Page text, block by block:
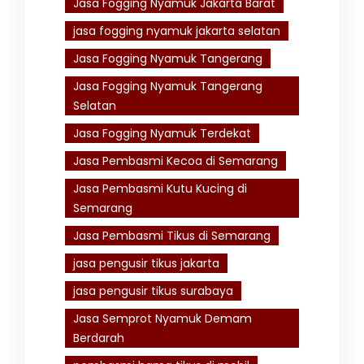
Jasa Fogging Nyamuk Jakarta Barat
jasa fogging nyamuk jakarta selatan
Jasa Fogging Nyamuk Tangerang
Jasa Fogging Nyamuk Tangerang
Selatan
Jasa Fogging Nyamuk Terdekat
Jasa Pembasmi Kecoa di Semarang
Jasa Pembasmi Kutu Kucing di
Semarang
Jasa Pembasmi Tikus di Semarang
jasa pengusir tikus jakarta
jasa pengusir tikus surabaya
Jasa Semprot Nyamuk Demam
Berdarah